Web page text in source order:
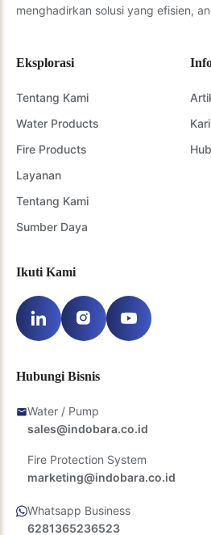
menghadirkan solusi yang efisien,
Eksplorasi
Tentang Kami
Water Products
Fire Products
Layanan
Tentang Kami
Sumber Daya
Ikuti Kami
Hubungi Bisnis
Water / Pump
sales@indobara.co.id
Fire Protection System
marketing@indobara.co.id
Whatsapp Business
6281365236523